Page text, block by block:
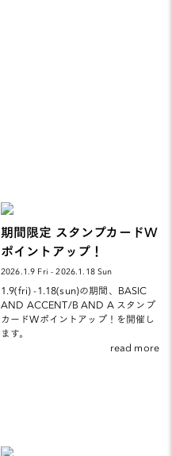
期間限定 スタンプカードW
ポイントアップ！
2026.1.9 Fri - 2026.1.18 Sun
1.9(fri) -1.18(sun)の期間、BASIC
AND ACCENT/B AND A スタンプ
カードWポイントアップ！を開催し
ます。
read more